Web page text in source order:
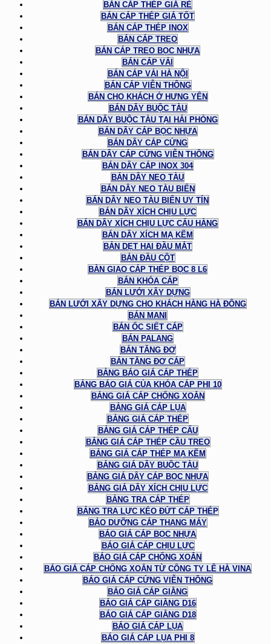
BÁN CÁP THÉP GIÁ RẺ
BÁN CÁP THÉP GIÁ TỐT
BÁN CÁP THÉP INOX
BÁN CÁP TREO
BÁN CÁP TREO BỌC NHỰA
BÁN CÁP VẢI
BÁN CÁP VẢI HÀ NỘI
BÁN CÁP VIỄN THÔNG
BÁN CHO KHÁCH Ở HƯNG YÊN
BÁN DÂY BUỘC TÀU
BÁN DÂY BUỘC TÀU TẠI HẢI PHÒNG
BÁN DÂY CÁP BỌC NHỰA
BÁN DÂY CÁP CỨNG
BÁN DÂY CÁP CỨNG VIỄN THÔNG
BÁN DÂY CÁP INOX 304
BÁN DÂY NEO TÀU
BÁN DÂY NEO TÀU BIỂN
BÁN DÂY NEO TÀU BIỂN UY TÍN
BÁN DÂY XÍCH CHỊU LỰC
BÁN DÂY XÍCH CHỊU LỰC CẨU HÀNG
BÁN DÂY XÍCH MẠ KẼM
BẢN DẸT HAI ĐẦU MẮT
BẢN ĐẦU CỘT
BÀN GIAO CÁP THÉP BỌC 8 L6
BÁN KHÓA CÁP
BÁN LƯỚI XÂY DỰNG
BÁN LƯỚI XÂY DỰNG CHO KHÁCH HÀNG HÀ ĐÔNG
BÁN MANI
BÁN ỐC SIẾT CÁP
BÁN PALANG
BÁN TĂNG ĐƠ
BÁN TĂNG ĐƠ CÁP
BẢNG BÁO GIÁ CÁP THÉP
BẢNG BÁO GIÁ CỦA KHÓA CÁP PHI 10
BẢNG GIÁ CÁP CHỐNG XOẮN
BẢNG GIÁ CÁP LỤA
BẢNG GIÁ CÁP THÉP
BẢNG GIÁ CÁP THÉP CẨU
BẢNG GIÁ CÁP THÉP CẦU TREO
BẢNG GIÁ CÁP THÉP MẠ KẼM
BẢNG GIÁ DÂY BUỘC TÀU
BẢNG GIÁ DÂY CÁP BỌC NHỰA
BẢNG GIÁ DÂY XÍCH CHỊU LỰC
BẢNG TRA CÁP THÉP
BẢNG TRA LỰC KÉO ĐỨT CÁP THÉP
BẢO DƯỠNG CÁP THANG MÁY
BÁO GIÁ CÁP BỌC NHỰA
BÁO GIÁ CÁP CHỊU LỰC
BÁO GIÁ CÁP CHỐNG XOẮN
BÁO GIÁ CÁP CHỐNG XOẮN TỪ CÔNG TY LÊ HÀ VINA
BÁO GIÁ CÁP CỨNG VIỄN THÔNG
BÁO GIÁ CÁP GIẰNG
BÁO GIÁ CÁP GIẰNG D16
BÁO GIÁ CÁP GIẰNG D18
BÁO GIÁ CÁP LỤA
BÁO GIÁ CÁP LỤA PHI 8